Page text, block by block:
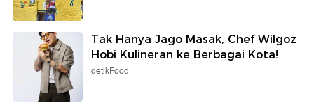
Tak Hanya Jago Masak, Chef Wilgoz
Hobi Kulineran ke Berbagai Kota!
detikFood